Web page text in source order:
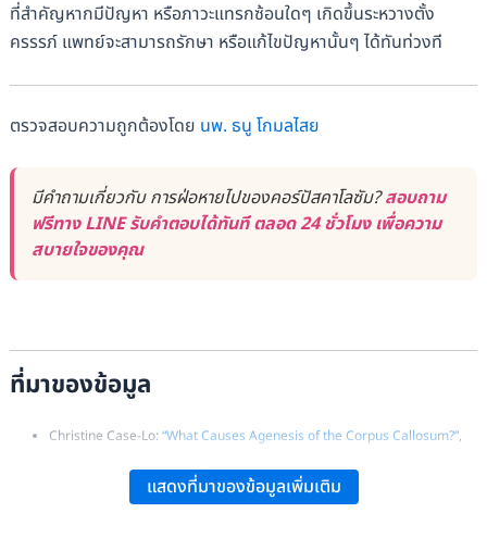
ที่สำคัญหากมีปัญหา หรือภาวะแทรกซ้อนใดๆ เกิดขึ้นระหวางตั้ง
ครรรภ์ แพทย์จะสามารถรักษา หรือแก้ไขปัญหานั้นๆ ได้ทันท่วงที
ตรวจสอบความถูกต้องโดย นพ. ธนู โกมลไสย
มีคำถามเกี่ยวกับ การฝ่อหายไปของคอร์ปัสคาโลซัม?สอบถาม
ฟรีทาง LINE รับคำตอบได้ทันที ตลอด 24 ชั่วโมง เพื่อความ
สบายใจของคุณ
ที่มาของข้อมูล
Christine Case-Lo: “What Causes Agenesis of the Corpus Callosum?”,
Luders, Eileen, Thompson, Paul M., & Toga, Arthur W.: “The
แสดงที่มาของข้อมูลเพิ่มเติม